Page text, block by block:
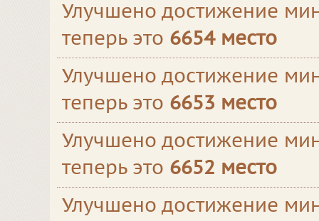
Улучшено достижение
теперь это 6654 место
Улучшено достижение
теперь это 6653 место
Улучшено достижение
теперь это 6652 место
Улучшено достижение